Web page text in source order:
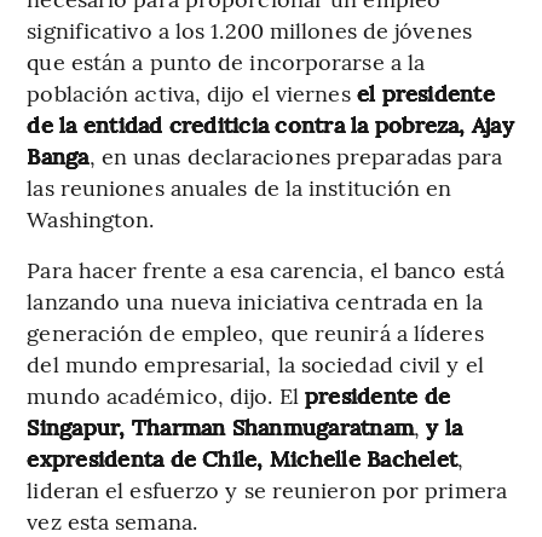
significativo a los 1.200 millones de jóvenes
que están a punto de incorporarse a la
población activa, dijo el viernes el presidente
de la entidad crediticia contra la pobreza, Ajay
Banga, en unas declaraciones preparadas para
las reuniones anuales de la institución en
Washington.
Para hacer frente a esa carencia, el banco está
lanzando una nueva iniciativa centrada en la
generación de empleo, que reunirá a líderes
del mundo empresarial, la sociedad civil y el
mundo académico, dijo. El presidente de
Singapur, Tharman Shanmugaratnam,y la
expresidenta de Chile, Michelle Bachelet,
lideran el esfuerzo y se reunieron por primera
vez esta semana.